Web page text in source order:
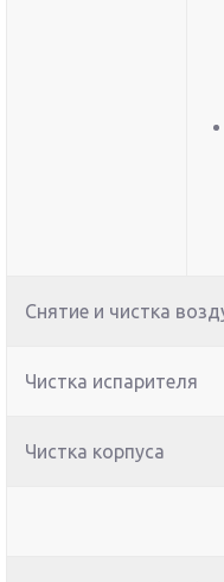
Снятие и чистка
Чистка испарителя
Чистка корпуса